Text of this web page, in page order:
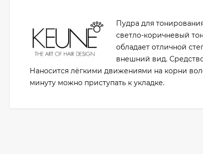
Пудра для
светло-коричневый
обладает отличной
внешний вид.
Наносится лёгкими движениями на корни
минуту можно приступать к укладке.